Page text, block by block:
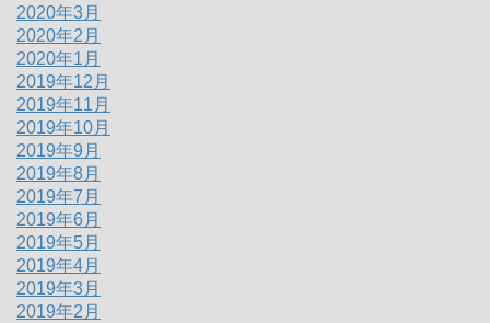
2020年3月
2020年2月
2020年1月
2019年12月
2019年11月
2019年10月
2019年9月
2019年8月
2019年7月
2019年6月
2019年5月
2019年4月
2019年3月
2019年2月